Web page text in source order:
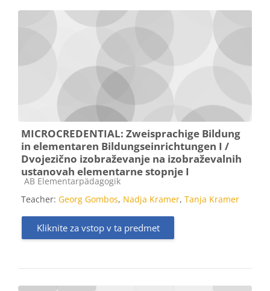
MICROCREDENTIAL: Zweisprachige Bildung
in elementaren Bildungseinrichtungen I /
Dvojezično izobraževanje na izobraževalnih
ustanovah elementarne stopnje I
Kategorija predmeta
AB Elementarpädagogik
Teacher: Georg Gombos, Nadja Kramer, Tanja Kramer
Kliknite za vstop v ta predmet